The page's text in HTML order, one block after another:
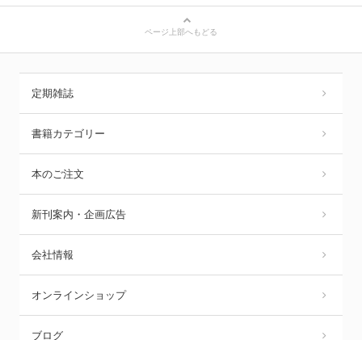
ページ上部へもどる
定期雑誌
書籍カテゴリー
本のご注文
新刊案内・企画広告
会社情報
オンラインショップ
ブログ